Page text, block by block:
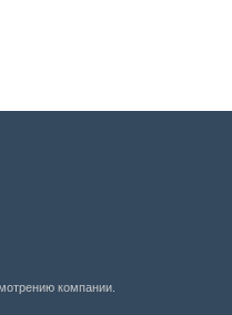
компании.